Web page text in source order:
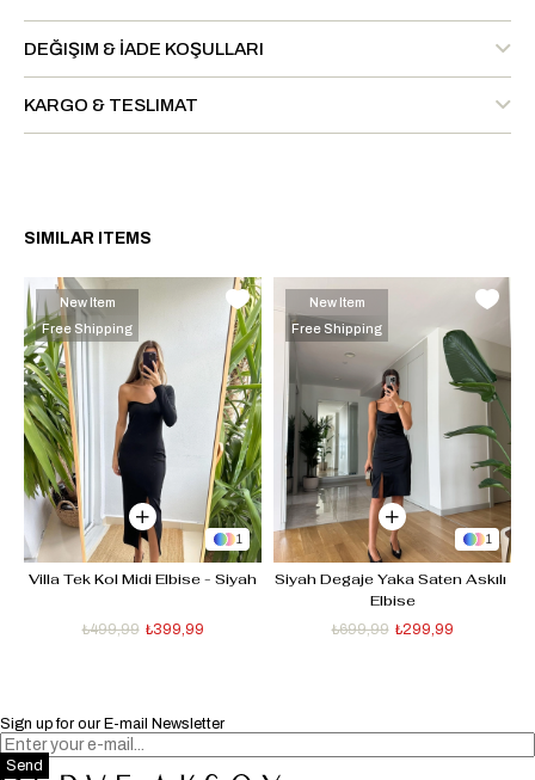
DEĞIŞIM & İADE KOŞULLARI
KARGO & TESLIMAT
SIMILAR ITEMS
1
Villa Tek Kol Midi Elbise - Siyah
₺399,99
₺499,99
New Item
Free Shipping
1
Siyah Degaje Yaka Saten Askılı
Elbise
₺299,99
₺699,99
New Item
Free Shipping
Sign up for our E-mail Newsletter
Send